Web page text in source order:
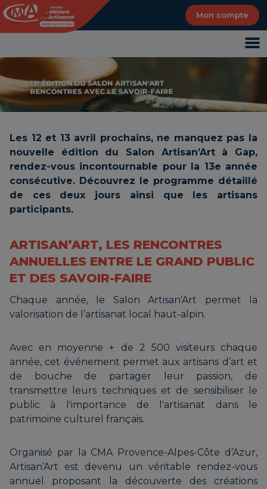
Mon compte
Les 12 et 13 avril prochains, ne manquez pas la
nouvelle édition du Salon Artisan’Art à Gap,
rendez-vous incontournable pour la 13e année
consécutive. Découvrez le programme détaillé
de ces deux jours ainsi que les artisans
participants.
ARTISAN’ART, LES RENCONTRES
ANNUELLES ENTRE LE GRAND PUBLIC
ET DES SAVOIR-FAIRE
Chaque année, le Salon Artisan’Art permet la
valorisation de l’artisanat local haut-alpin.
Avec en moyenne + de 2 500 visiteurs chaque
année, cet événement permet aux artisans d’art et
de bouche de partager leur passion, de
transmettre leurs techniques et de sensibiliser le
public à l'importance de l'artisanat dans le
patrimoine culturel français.
Organisé par la CMA Provence-Alpes-Côte d’Azur,
Artisan’Art est devenu un véritable rendez-vous
annuel proposant la découverte des créations
Panneau de gestion des cookies